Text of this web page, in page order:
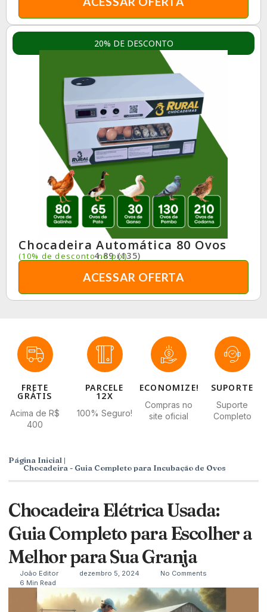
20% DE DESCONTO
Chocadeira Automática 80 Ovos
4.89 (135)
(10% de desconto no pix)
ACESSAR OFERTA
FRETE
GRÁTIS
Acima de R$
400
PARCELE
12X
100% Seguro!
ECONOMIZE!
Compras no
site oficial
SUPORTE
Suporte
Completo
Página Inicial |
Chocadeira - Guia Completo para Incubação de Ovos
Chocadeira Elétrica Usada:
Guia Completo para Escolher a
Melhor para Sua Granja
João Editor dezembro 5, 2024
No Comments
6 Min Read